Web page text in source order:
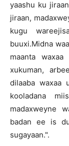
yaashu ku
jiraan,
kugu
buuxi.Midna
maanta
xukuman,
dilaaba waxaa
kooladana
madaxweyne
badan ee is
sugayaan.".